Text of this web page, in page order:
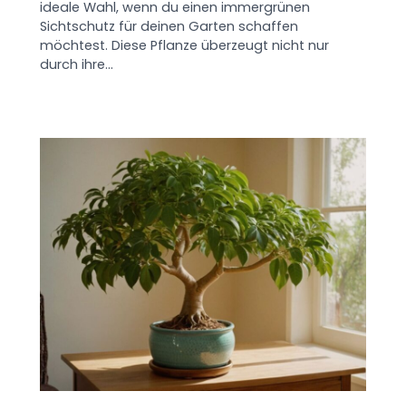
ideale Wahl, wenn du einen immergrünen
Sichtschutz für deinen Garten schaffen
möchtest. Diese Pflanze überzeugt nicht nur
durch ihre…